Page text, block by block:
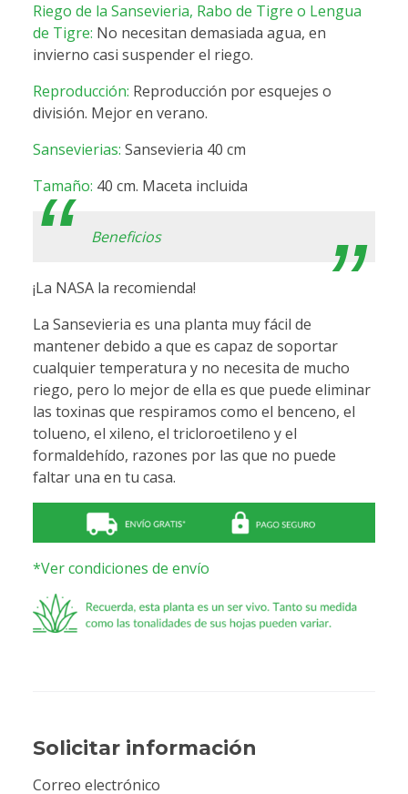
Riego de la Sansevieria, Rabo de Tigre o Lengua
de Tigre: No necesitan demasiada agua, en
invierno casi suspender el riego.
Reproducción: Reproducción por esquejes o
división. Mejor en verano.
Sansevierias: Sansevieria 40 cm
Tamaño: 40 cm. Maceta incluida
Beneficios
¡La NASA la recomienda!
La Sansevieria es una planta muy fácil de
mantener debido a que es capaz de soportar
cualquier temperatura y no necesita de mucho
riego, pero lo mejor de ella es que puede eliminar
las toxinas que respiramos como el benceno, el
tolueno, el xileno, el tricloroetileno y el
formaldehído, razones por las que no puede
faltar una en tu casa.
*Ver condiciones de envío
Solicitar información
Correo electrónico